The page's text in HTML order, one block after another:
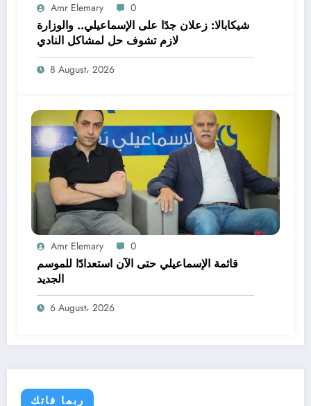
Amr Elemary 0
شيكابالا: زعلان جدًا على الإسماعيلي.. والوزارة
لازم تشوف حل لمشاكل النادي
8 August، 2026
Amr Elemary 0
قائمة الإسماعيلي حتى الآن استعدادًا للموسم
الجديد
6 August، 2026
ربما فاتك